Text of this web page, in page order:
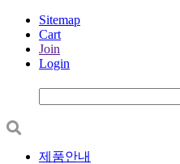
Sitemap
Cart
Join
Login
제품안내